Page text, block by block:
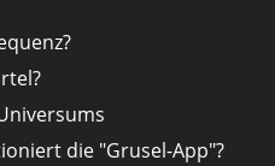
die "Grusel-App"?